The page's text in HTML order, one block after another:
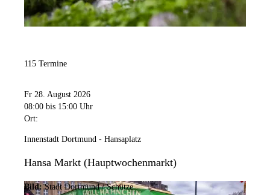
115 Termine
Fr 28. August 2026
08:00 bis 15:00 Uhr
Ort:
Innenstadt Dortmund - Hansaplatz
Hansa Markt (Hauptwochenmarkt)
Bild: Stadt Dortmund / Schütze